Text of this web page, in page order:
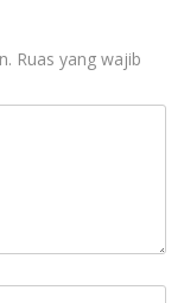
Ruas yang wajib